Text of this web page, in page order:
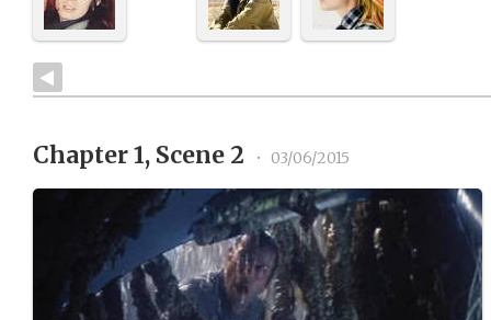
Chapter 1, Scene 2 • 03/06/2015